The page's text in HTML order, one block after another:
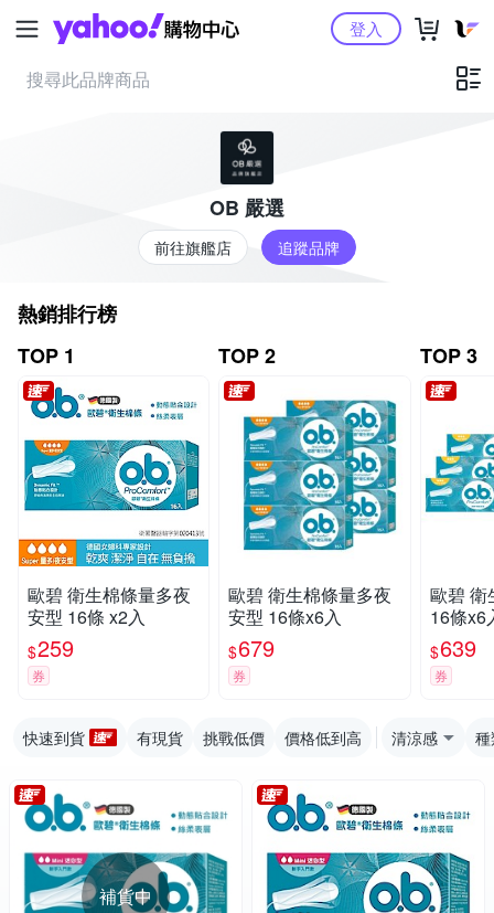
Yahoo購物中心登入
OB 嚴選
前往旗艦店 追蹤品牌
熱銷排行榜
TOP 1
歐碧 衛生棉條量多夜
安型 16條 x2入
$259
券
TOP 2
歐碧 衛生棉條量多夜
安型 16條x6入
$679
券
TOP 3
歐碧 衛
16條x6
$639
券
快速到貨 有現貨 挑戰低價 價格低到高 清涼感
補貨中